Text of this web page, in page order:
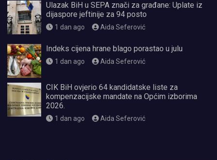
Ulazak BiH u SEPA znači za građane: Uplate iz
dijaspore jeftinije za 94 posto
1 dan ago Aida Seferović
Indeks cijena hrane blago porastao u julu
1 dan ago Aida Seferović
CIK BiH ovjerio 64 kandidatske liste za
kompenzacijske mandate na Općim izborima
2026.
1 dan ago Aida Seferović